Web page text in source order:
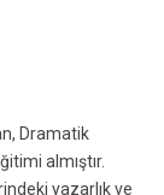
Dramatik
almıştır.
yazarlık ve